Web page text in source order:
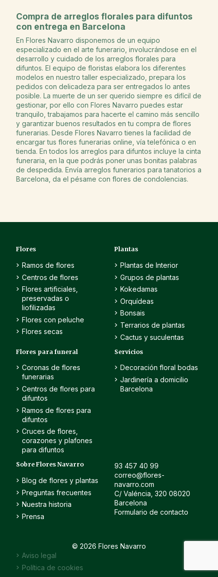
Compra de arreglos florales para difuntos
con entrega en Barcelona
En Flores Navarro disponemos de un equipo
especializado en el arte funerario, involucrándose en el
desarrollo y cuidado de los arreglos florales para
difuntos. El equipo de floristas elabora los diferentes
modelos en nuestro taller especializado, prepara los
pedidos con delicadeza para ser entregados lo antes
posible. La muerte de un ser querido siempre es difícil de
gestionar, por ello con Flores Navarro puedes estar
tranquilo, trabajamos para hacerte el camino más sencillo
y garantizar buenos resultados en tu compra de flores
funerarias. Desde Flores Navarro tienes la facilidad de
encargar tus flores funerarias online, vía telefónica o en
tienda. En todos los arreglos para difuntos incluye la cinta
funeraria, en la que podrás poner unas bonitas palabras
de despedida. Envía arreglos funerarios para tanatorios a
Barcelona, da el pésame con flores de condolencias.
Flores
Ramos de flores
Centros de flores
Flores artificiales,
preservadas o
liofilizadas
Flores con peluche
Flores secas
Plantas
Plantas de Interior
Grupos de plantas
Kokedamas
Orquídeas
Bonsais
Terrarios de plantas
Cactus y suculentas
Flores para funeral
Coronas de flores
funerarias
Centros de flores para
difuntos
Ramos de flores para
difuntos
Cruces de flores,
corazones y plafones
para difuntos
Servicios
Decoración floral bodas
Jardinería a domicilio
Barcelona
Sobre Flores Navarro
Blog de flores y plantas
Preguntas frecuentes
Nuestra historia
Prensa
93 457 40 99
correo@flores-
navarro.com
C/ Valéncia, 320 08020
Barcelona
Formulario de contacto
© 2026 Flores Navarro
Aviso legal
Política de cookies